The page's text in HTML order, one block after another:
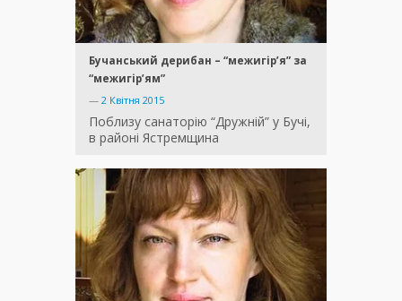
Бучанський дерибан – “межигір’я” за
“межигір’ям”
— 2 Квітня 2015
Поблизу санаторію “Дружній” у Бучі,
в районі Ястремщина